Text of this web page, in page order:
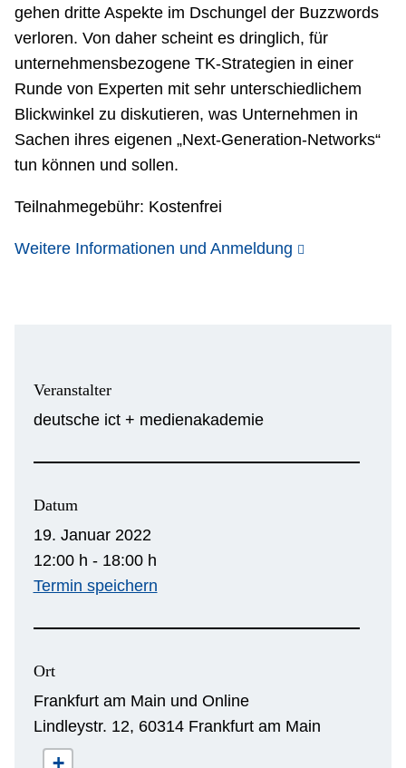
gehen dritte Aspekte im Dschungel der Buzzwords
verloren. Von daher scheint es dringlich, für
unternehmensbezogene TK-Strategien in einer
Runde von Experten mit sehr unterschiedlichem
Blickwinkel zu diskutieren, was Unternehmen in
Sachen ihres eigenen „Next-Generation-Networks“
tun können und sollen.
Teilnahmegebühr: Kostenfrei
Weitere Informationen und Anmeldung
Veranstalter
deutsche ict + medienakademie
Datum
19. Januar 2022
12:00 h - 18:00 h
Termin speichern
Ort
Frankfurt am Main und Online
Lindleystr. 12, 60314 Frankfurt am Main
+